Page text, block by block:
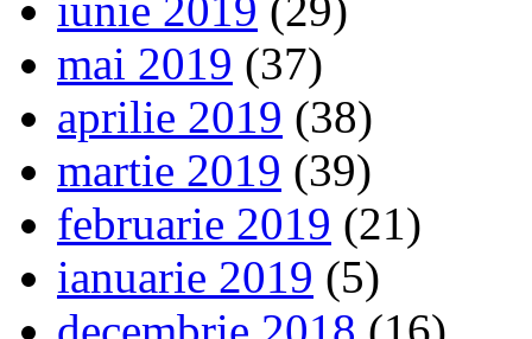
mai 2019 (37)
aprilie 2019 (38)
martie 2019 (39)
februarie 2019 (21)
ianuarie 2019 (5)